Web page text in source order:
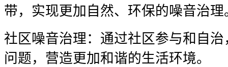
带，实现更加自然、环保的噪音治理
社区噪音治理：通过社区参与和自
问题，营造更加和谐的生活环境。